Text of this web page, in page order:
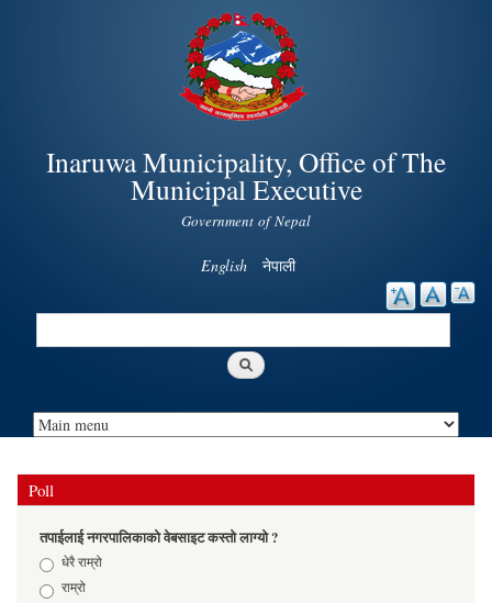
Skip to
main
content
Inaruwa Municipality, Office of The
Municipal Executive
Government of Nepal
English नेपाली
Search
Poll
तपाईलाई नगरपालिकाको वेबसाइट कस्तो लाग्यो ?
Choicesधेरै राम्रो
राम्रो